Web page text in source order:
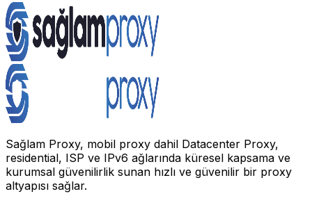
Sağlam Proxy, mobil proxy dahil Datacenter Proxy,
residential, ISP ve IPv6 ağlarında küresel kapsama ve
kurumsal güvenilirlik sunan hızlı ve güvenilir bir proxy
altyapısı sağlar.